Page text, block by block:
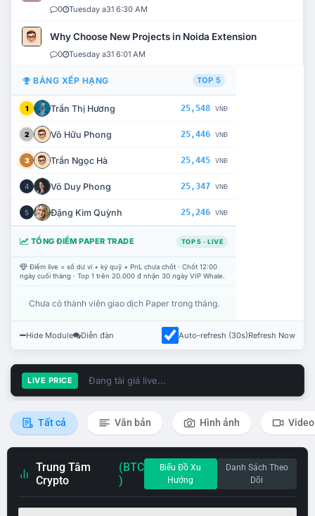
0 Tuesday a31 6:30 AM
Why Choose New Projects in Noida Extension
0 Tuesday a31 6:01 AM
BẢNG XẾP HẠNG TOP 5
1 Trần Thị Hương 25,548 VNĐ
2 Võ Hữu Phong 25,446 VNĐ
3 Trần Ngọc Hà 25,445 VNĐ
4 Võ Duy Phong 25,347 VNĐ
5 Đặng Kim Quỳnh 25,246 VNĐ
TỔNG ĐIỂM PAPER TRADE TOP 5 · LIVE
Điểm live = số dư ví + ký quỹ + PnL chưa chốt · Chốt 12:00
ngày cuối tháng · Top 1 trên 20.000 đ nhận 30 ngày VIP Whale.
Chưa có thành viên giao dịch Paper trong tháng.
Hide Module Diễn đàn Auto-refresh (30s)Refresh Now
LIVE PRICE Đang tải giá live...
Tất cả Văn bản Hình ảnh Video
Trung Tâm
Crypto
(BTC
)
Biểu Đồ Xu
Hướng
Danh Sách Theo
Dõi